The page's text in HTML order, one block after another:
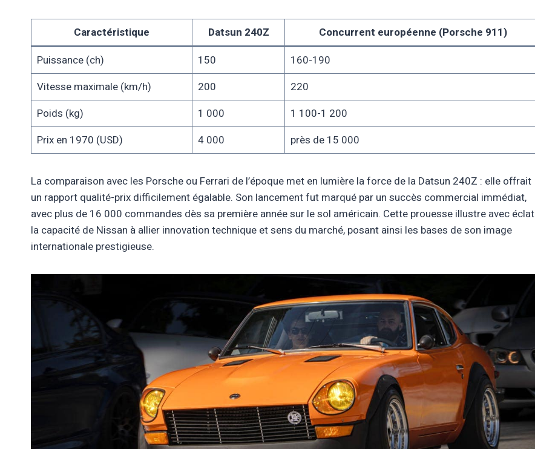
Caractéristique Datsun 240Z
Concurrent européenne (Porsche 911)
Puissance (ch)
150
160-190
Vitesse maximale (km/h)
200
220
Poids (kg)
1 000
1 100-1 200
Prix en 1970 (USD)
4 000 près de 15 000
La comparaison avec les Porsche ou Ferrari de l’époque met en lumière la force de la Datsun 240Z : elle offrait
un rapport qualité-prix difficilement égalable. Son lancement fut marqué par un succès commercial immédiat,
avec plus de 16 000 commandes dès sa première année sur le sol américain. Cette prouesse illustre avec éclat
la capacité de Nissan à allier innovation technique et sens du marché, posant ainsi les bases de son image
internationale prestigieuse.